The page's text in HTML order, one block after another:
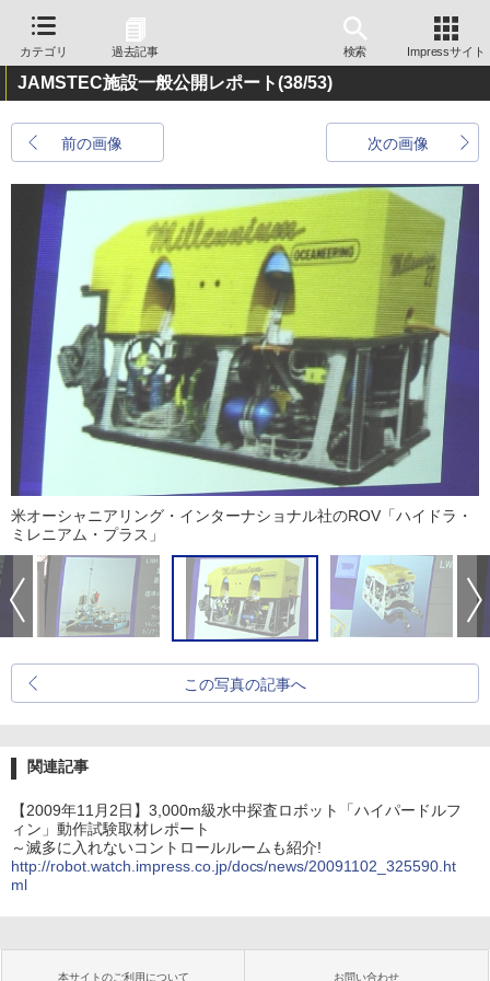
カテゴリ 過去記事 検索 Impressサイト
JAMSTEC施設一般公開レポート(38/53)
前の画像 次の画像
米オーシャニアリング・インターナショナル社のROV「ハイドラ・
ミレニアム・プラス」
この写真の記事へ
関連記事
【2009年11月2日】3,000m級水中探査ロボット「ハイパードルフ
ィン」動作試験取材レポート
～滅多に入れないコントロールルームも紹介!
http://robot.watch.impress.co.jp/docs/news/20091102_325590.ht
ml
本サイトのご利用について お問い合わせ